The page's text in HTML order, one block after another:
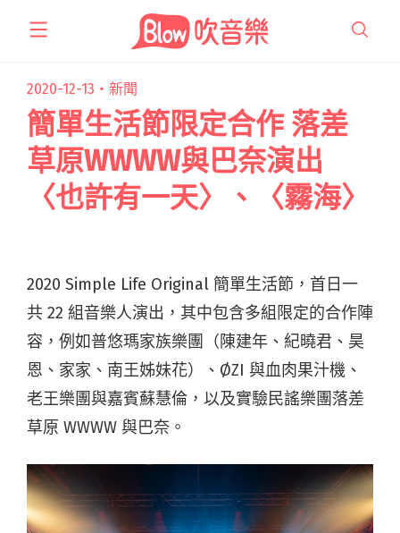
2020-12-13・ 新聞
簡單生活節限定合作 落差
草原WWWW與巴奈演出
〈也許有一天〉、〈霧海〉
2020 Simple Life Original 簡單生活節，首日一
共 22 組音樂人演出，其中包含多組限定的合作陣
容，例如普悠瑪家族樂團（陳建年、紀曉君、昊
恩、家家、南王姊妹花）、ØZI 與血肉果汁機、
老王樂團與嘉賓蘇慧倫，以及實驗民謠樂團落差
草原 WWWW 與巴奈。